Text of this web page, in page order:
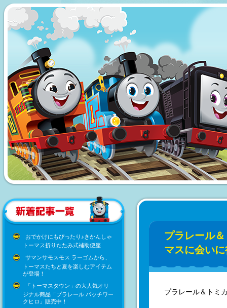
おでかけにもぴったり♪きかんしゃ
トーマス折りたたみ式補助便座
サマンサモスモス ラーゴムから、
トーマスたちと夏を楽しむアイテム
が登場！
「トーマスタウン」の大人気オリ
ジナル商品「プラレール パッチワー
クヒロ」販売中！
プラレール
マスに会い
プラレール＆トミ